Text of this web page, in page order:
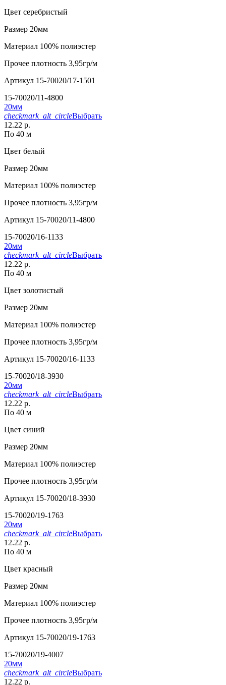
Цвет серебристый
Размер 20мм
Материал 100% полиэстер
Прочее плотность 3,95гр/м
Артикул 15-70020/17-1501
15-70020/11-4800
20мм
checkmark_alt_circleВыбрать
12.22 р.
По 40 м
Цвет белый
Размер 20мм
Материал 100% полиэстер
Прочее плотность 3,95гр/м
Артикул 15-70020/11-4800
15-70020/16-1133
20мм
checkmark_alt_circleВыбрать
12.22 р.
По 40 м
Цвет золотистый
Размер 20мм
Материал 100% полиэстер
Прочее плотность 3,95гр/м
Артикул 15-70020/16-1133
15-70020/18-3930
20мм
checkmark_alt_circleВыбрать
12.22 р.
По 40 м
Цвет синий
Размер 20мм
Материал 100% полиэстер
Прочее плотность 3,95гр/м
Артикул 15-70020/18-3930
15-70020/19-1763
20мм
checkmark_alt_circleВыбрать
12.22 р.
По 40 м
Цвет красный
Размер 20мм
Материал 100% полиэстер
Прочее плотность 3,95гр/м
Артикул 15-70020/19-1763
15-70020/19-4007
20мм
checkmark_alt_circleВыбрать
12.22 р.